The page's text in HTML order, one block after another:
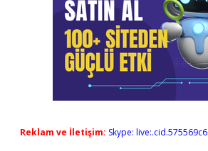
Reklam ve İletişim: Skype: